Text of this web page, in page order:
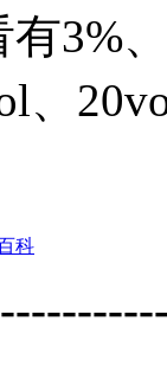
3%
、
科